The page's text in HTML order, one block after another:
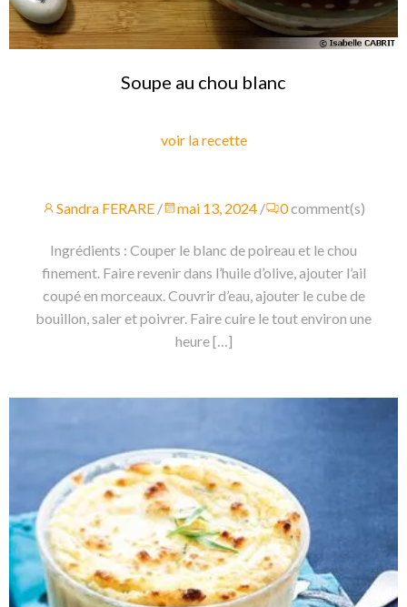
Soupe au chou blanc
voir la recette
Sandra FERARE / mai 13, 2024 / 0comment(s)
Ingrédients : Couper le blanc de poireau et le chou
finement. Faire revenir dans l’huile d’olive, ajouter l’ail
coupé en morceaux. Couvrir d’eau, ajouter le cube de
bouillon, saler et poivrer. Faire cuire le tout environ une
heure […]